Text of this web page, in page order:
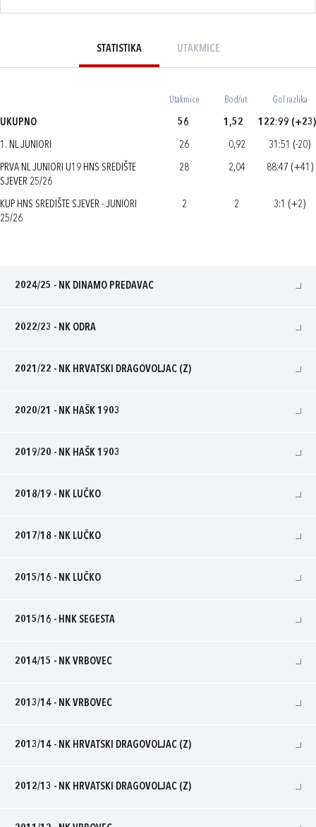
STATISTIKA UTAKMICE
Utakmice Bod/ut. Gol razlika
UKUPNO 56 1,52 122:99 (+23)
1. NL JUNIORI 26 0,92 31:51 (-20)
PRVA NL JUNIORI U19 HNS SREDIŠTE
SJEVER 25/26
28 2,04 88:47 (+41)
KUP HNS SREDIŠTE SJEVER - JUNIORI
25/26
2 2 3:1 (+2)
2024/25 - NK DINAMO PREDAVAC
2022/23 - NK ODRA
2021/22 - NK HRVATSKI DRAGOVOLJAC (Z)
2020/21 - NK HAŠK 1903
2019/20 - NK HAŠK 1903
2018/19 - NK LUČKO
2017/18 - NK LUČKO
2015/16 - NK LUČKO
2015/16 - HNK SEGESTA
2014/15 - NK VRBOVEC
2013/14 - NK VRBOVEC
2013/14 - NK HRVATSKI DRAGOVOLJAC (Z)
2012/13 - NK HRVATSKI DRAGOVOLJAC (Z)